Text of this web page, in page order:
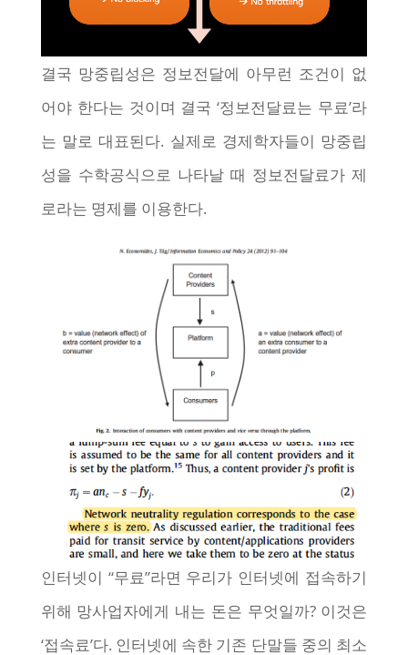
결국 망중립성은 정보전달에 아무런 조건이 없
어야 한다는 것이며 결국 ‘정보전달료는 무료’라
는 말로 대표된다. 실제로 경제학자들이 망중립
성을 수학공식으로 나타날 때 정보전달료가 제
로라는 명제를 이용한다.
인터넷이 “무료”라면 우리가 인터넷에 접속하기
위해 망사업자에게 내는 돈은 무엇일까? 이것은
‘접속료’다. 인터넷에 속한 기존 단말들 중의 최소